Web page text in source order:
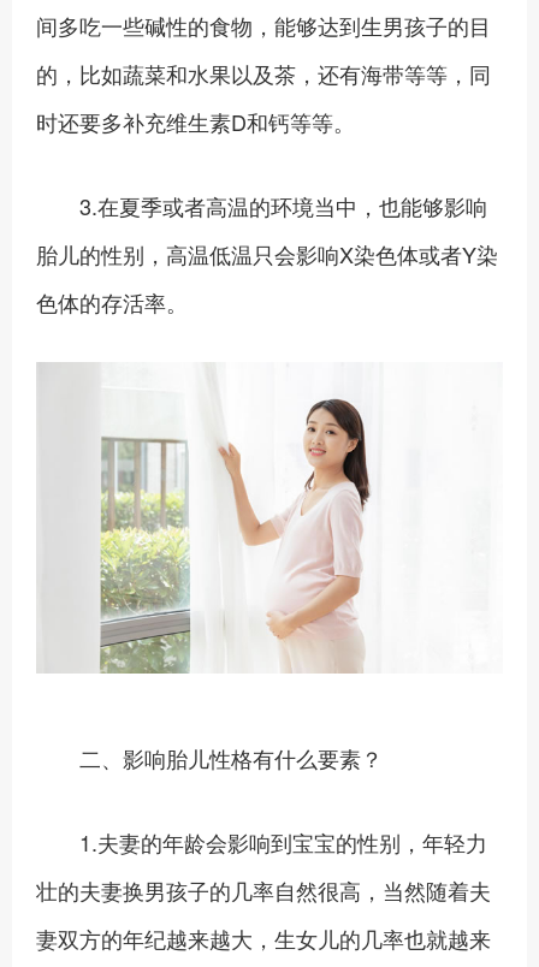
间多吃一些碱性的食物，能够达到生男孩子的目
的，比如蔬菜和水果以及茶，还有海带等等，同
时还要多补充维生素D和钙等等。
3.在夏季或者高温的环境当中，也能够影响
胎儿的性别，高温低温只会影响X染色体或者Y染
色体的存活率。
二、影响胎儿性格有什么要素？
1.夫妻的年龄会影响到宝宝的性别，年轻力
壮的夫妻换男孩子的几率自然很高，当然随着夫
妻双方的年纪越来越大，生女儿的几率也就越来